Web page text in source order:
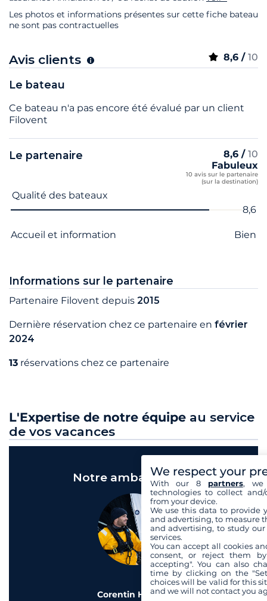
Les photos et informations présentes sur cette fiche bateau
ne sont pas contractuelles
Avis clients 8,6 / 10
Le bateau
Ce bateau n'a pas encore été évalué par un client
Filovent
Le partenaire 8,6 / 10
Fabuleux
10 avis sur le partenaire
(sur la destination)
Nom du critère Note
Qualité des bateaux
8,6
Accueil et information Bien
Informations sur le partenaire
Partenaire Filovent depuis 2015
Dernière réservation chez ce partenaire en février
2024
13 réservations chez ce partenaire
L'Expertise de notre équipe au service
de vos vacances
Notre ambassadeur
Corentin Horeau
We respect your
With our 8 partners, we
technologies to collect
from your device.
We use this data to provide
and advertising, to measure
and advertising, to study
services.
You can accept all cookies
consent, or reject them
accepting". You can also
time by clicking on the
choices will be valid for this
and we will not contact you